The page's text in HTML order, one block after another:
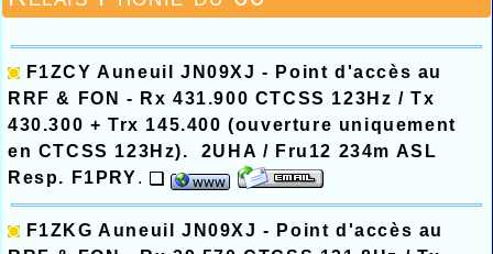
F1ZCY Auneuil
JN09XJ - Point d'accès au
RRF & FON - Rx 431.900 CTCSS 123Hz / Tx
430.300 + Trx 145.400 (ouverture uniquement
en CTCSS 123Hz). 2UHA / Fru12 234m ASL
Resp. F1PRY.
F1ZKG Auneuil
JN09XJ - Point d'accès au